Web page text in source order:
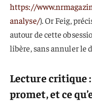
https://
analyse/). Or Feig,
autour de cette
libère, sans annuler le
Lecture critique
promet, et ce